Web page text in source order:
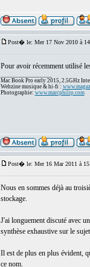
Post� le: Mer 17 Nov 2010 à
Pour avoir récemment utilisé
Mac Book Pro early 2015, 2.5GHz
Webzine musique & hi-fi :
Photographie: www.marcphilip.com
Post� le: Mer 16 Mar 2011 à
Nous en sommes déjà au
stockage.
J'ai longuement discuté avec
synthèse exhaustive sur le
Il est de plus en plus évident,
ce nom.